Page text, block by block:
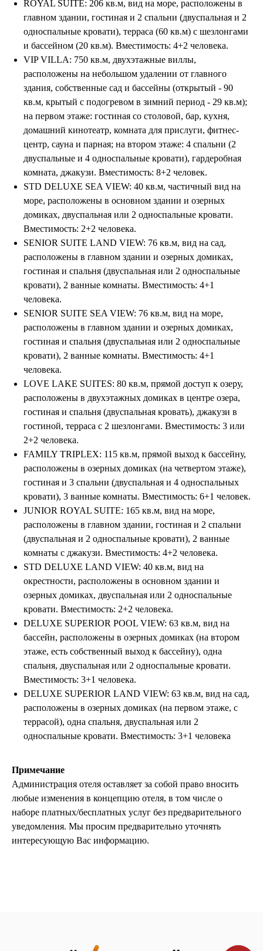
ROYAL SUITE: 206 кв.м, вид на море, расположены в
главном здании, гостиная и 2 спальни (двуспальная и 2
односпальные кровати), терраса (60 кв.м) с шезлонгами
и бассейном (20 кв.м). Вместимость: 4+2 человека.
VIP VILLA: 750 кв.м, двухэтажные виллы,
расположены на небольшом удалении от главного
здания, собственные сад и бассейны (открытый - 90
кв.м, крытый с подогревом в зимний период - 29 кв.м);
на первом этаже: гостиная со столовой, бар, кухня,
домашний кинотеатр, комната для прислуги, фитнес-
центр, сауна и парная; на втором этаже: 4 спальни (2
двуспальные и 4 односпальные кровати), гардеробная
комната, джакузи. Вместимость: 8+2 человек.
STD DELUXE SEA VIEW: 40 кв.м, частичный вид на
море, расположены в основном здании и озерных
домиках, двуспальная или 2 односпальные кровати.
Вместимость: 2+2 человека.
SENIOR SUITE LAND VIEW: 76 кв.м, вид на сад,
расположены в главном здании и озерных домиках,
гостиная и спальня (двуспальная или 2 односпальные
кровати), 2 ванные комнаты. Вместимость: 4+1
человека.
SENIOR SUITE SEA VIEW: 76 кв.м, вид на море,
расположены в главном здании и озерных домиках,
гостиная и спальня (двуспальная или 2 односпальные
кровати), 2 ванные комнаты. Вместимость: 4+1
человека.
LOVE LAKE SUITES: 80 кв.м, прямой доступ к озеру,
расположены в двухэтажных домиках в центре озера,
гостиная и спальня (двуспальная кровать), джакузи в
гостиной, терраса с 2 шезлонгами. Вместимость: 3 или
2+2 человека.
FAMILY TRIPLEX: 115 кв.м, прямой выход к бассейну,
расположены в озерных домиках (на четвертом этаже),
гостиная и 3 спальни (двуспальная и 4 односпальных
кровати), 3 ванные комнаты. Вместимость: 6+1 человек.
JUNIOR ROYAL SUITE: 165 кв.м, вид на море,
расположены в главном здании, гостиная и 2 спальни
(двуспальная и 2 односпальные кровати), 2 ванные
комнаты с джакузи. Вместимость: 4+2 человека.
STD DELUXE LAND VIEW: 40 кв.м, вид на
окрестности, расположены в основном здании и
озерных домиках, двуспальная или 2 односпальные
кровати. Вместимость: 2+2 человека.
DELUXE SUPERIOR POOL VIEW: 63 кв.м, вид на
бассейн, расположены в озерных домиках (на втором
этаже, есть собственный выход к бассейну), одна
спальня, двуспальная или 2 односпальные кровати.
Вместимость: 3+1 человека.
DELUXE SUPERIOR LAND VIEW: 63 кв.м, вид на сад,
расположены в озерных домиках (на первом этаже, с
террасой), одна спальня, двуспальная или 2
односпальные кровати. Вместимость: 3+1 человека
Примечание
Администрация отеля оставляет за собой право вносить
любые изменения в концепцию отеля, в том числе о
наборе платных/бесплатных услуг без предварительного
уведомления. Мы просим предварительно уточнять
интересующую Вас информацию.
© 2026 #Летайотдыхай
Согласие на обработку персональных данных
Я даюсогласие на обработку персональных
данных в соответствии сполитикой
конфиденциальности
Подобрать тур
ПОДПИШИТЕСЬ НА НОВОСТИ
Мы в реестре туроператоров
В031-00161-00/03736762